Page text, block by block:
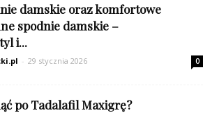
damskie oraz komfortowe
spodnie damskie –
i...
- 29 stycznia 2026 0
po Tadalafil Maxigrę?